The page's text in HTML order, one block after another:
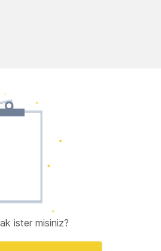
ister misiniz?